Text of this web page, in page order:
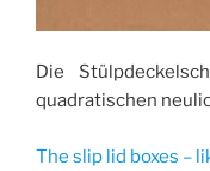
Die
quadratischen
The slip lid boxes –